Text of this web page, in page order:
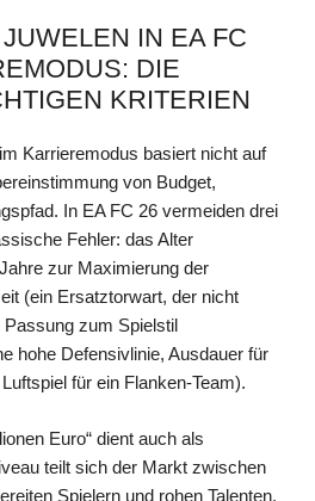
IN EA FC
DIE
KRITERIEN
Karrieremodus basiert nicht auf
von Budget,
In EA FC 26 vermeiden drei
Fehler: das Alter
zur Maximierung der
(ein Ersatztorwart, der nicht
zum Spielstil
hohe Defensivlinie, Ausdauer für
für ein Flanken-Team).
Euro“ dient auch als
teilt sich der Markt zwischen
Spielern und rohen Talenten,